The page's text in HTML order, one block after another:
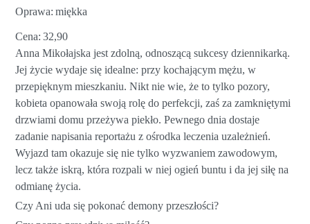
Oprawa miękka
Cena 32,90
Anna Mikołajska jest zdolną, odnoszącą sukcesy dziennikarką.
Jej życie wydaje się idealne: przy kochającym mężu, w
przepięknym mieszkaniu. Nikt nie wie, że to tylko pozory,
kobieta opanowała swoją rolę do perfekcji, zaś za zamkniętymi
drzwiami domu przeżywa piekło. Pewnego dnia dostaje
zadanie napisania reportażu z ośrodka leczenia uzależnień.
Wyjazd tam okazuje się nie tylko wyzwaniem zawodowym,
lecz także iskrą, która rozpali w niej ogień buntu i da jej siłę na
odmianę życia.
Czy Ani uda się pokonać demony przeszłości?